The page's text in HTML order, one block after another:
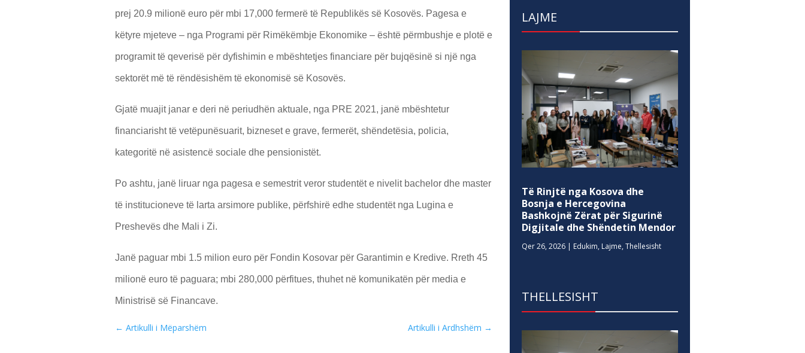
prej 20.9 milionë euro për mbi 17,000 fermerë të Republikës së Kosovës. Pagesa e
këtyre mjeteve – nga Programi për Rimëkëmbje Ekonomike – është përmbushje e plotë e
programit të qeverisë për dyfishimin e mbështetjes financiare për bujqësinë si një nga
sektorët më të rëndësishëm të ekonomisë së Kosovës.
Gjatë muajit janar e deri në periudhën aktuale, nga PRE 2021, janë mbështetur
financiarisht të vetëpunësuarit, bizneset e grave, fermerët, shëndetësia, policia,
kategoritë në asistencë sociale dhe pensionistët.
Po ashtu, janë liruar nga pagesa e semestrit veror studentët e nivelit bachelor dhe master
të institucioneve të larta arsimore publike, përfshirë edhe studentët nga Lugina e
Preshevës dhe Mali i Zi.
Janë paguar mbi 1.5 milion euro për Fondin Kosovar për Garantimin e Kredive. Rreth 45
milionë euro të paguara; mbi 280,000 përfitues, thuhet në komunikatën për media e
Ministrisë së Financave.
← Artikulli i Mëparshëm Artikulli i Ardhshëm →
LAJME
Të Rinjtë nga Kosova dhe
Bosnja e Hercegovina
Bashkojnë Zërat për Sigurinë
Digjitale dhe Shëndetin Mendor
Qer 26, 2026 | Edukim, Lajme,Thellesisht
THELLESISHT